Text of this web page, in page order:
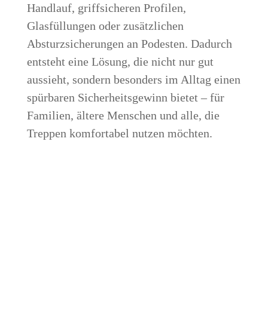
Handlauf, griffsicheren Profilen,
Glasfüllungen oder zusätzlichen
Absturzsicherungen an Podesten. Dadurch
entsteht eine Lösung, die nicht nur gut
aussieht, sondern besonders im Alltag einen
spürbaren Sicherheitsgewinn bietet – für
Familien, ältere Menschen und alle, die
Treppen komfortabel nutzen möchten.